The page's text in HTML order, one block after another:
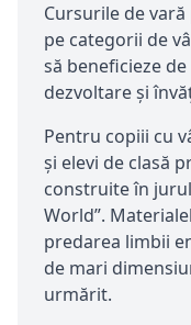
Cursurile de
pe categorii de
să beneficieze
dezvoltare și
Pentru copiii cu
și elevi de clasă
construite în
World”.
predarea limbii
de mari
urmărit.